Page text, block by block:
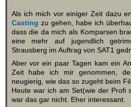
Als ich mich vor einiger Zeit dazu
Casting zu gehen, habe ich
dass die da mich als Komparsen
eine mehr auf jugendlich
Strausberg im Auftrag von SAT1
Aber vor ein paar Tagen kam ein
Zeit habe ich mir genommen,
neugierig, wie das so zugeht beim
Heute war ich am Set(wie der Profi
war das gar nicht. Eher interessant.